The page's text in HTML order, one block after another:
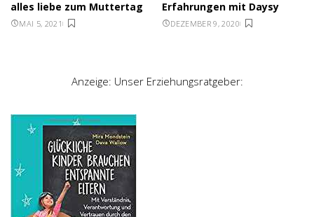
alles liebe zum Muttertag
MAI 5, 2021
Erfahrungen mit Daysy
DEZEMBER 9, 2020
Anzeige: Unser Erziehungsratgeber: